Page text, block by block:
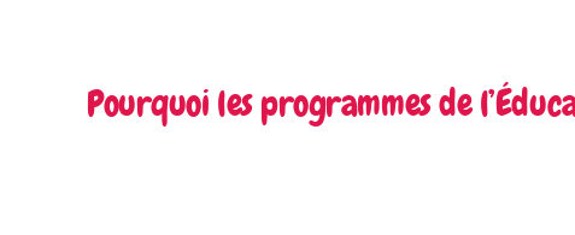
Pourquoi les programmes de